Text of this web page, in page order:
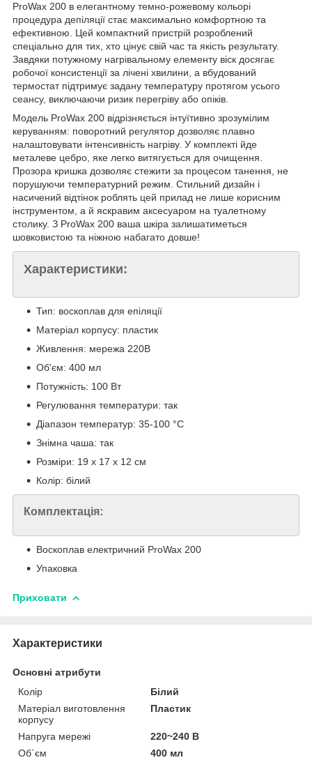
ProWax 200 в елегантному темно-рожевому кольорі
процедура депіляції стає максимально комфортною та
ефективною. Цей компактний пристрій розроблений
спеціально для тих, хто цінує свій час та якість результату.
Завдяки потужному нагрівальному елементу віск досягає
робочої консистенції за лічені хвилини, а вбудований
термостат підтримує задану температуру протягом усього
сеансу, виключаючи ризик перегріву або опіків.
Модель ProWax 200 відрізняється інтуїтивно зрозумілим
керуванням: поворотний регулятор дозволяє плавно
налаштовувати інтенсивність нагріву. У комплекті йде
металеве цебро, яке легко витягується для очищення.
Прозора кришка дозволяє стежити за процесом танення, не
порушуючи температурний режим. Стильний дизайн і
насичений відтінок роблять цей прилад не лише корисним
інструментом, а й яскравим аксесуаром на туалетному
столику. З ProWax 200 ваша шкіра залишатиметься
шовковистою та ніжною набагато довше!
Характеристики:
Тип: воскоплав для епіляції
Матеріал корпусу: пластик
Живлення: мережа 220В
Об'єм: 400 мл
Потужність: 100 Вт
Регулювання температури: так
Діапазон температур: 35-100 °C
Знімна чаша: так
Розміри: 19 x 17 x 12 см
Колір: білий
Комплектація:
Воскоплав електричний ProWax 200
Упаковка
Приховати
Характеристики
Основні атрибути
Колір
Білий
Матеріал виготовлення
корпусу
Пластик
Напруга мережі
220~240 В
Об`єм
400 мл